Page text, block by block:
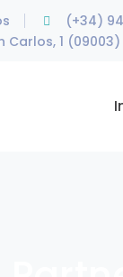
(+34)
Carlos, 1